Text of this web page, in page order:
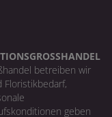
betreiben wir
geben